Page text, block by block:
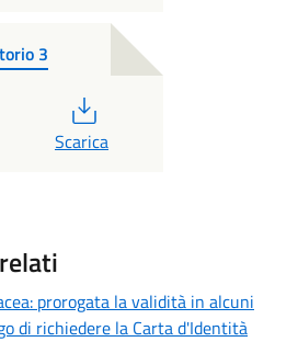
3
Scarica
prorogata la validità in alcuni
di richiedere la Carta d'Identità